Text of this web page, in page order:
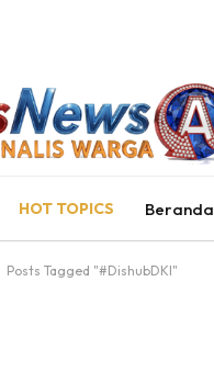
HOT TOPICS Beranda
Posts Tagged "#DishubDKI"